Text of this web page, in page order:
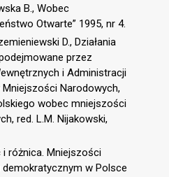
B., Wobec
Otwarte” 1995, nr 4.
D., Działania
przez
i Administracji
Narodowych,
wobec mniejszości
red. L.M. Nijakowski,
różnica. Mniejszości
w Polsce